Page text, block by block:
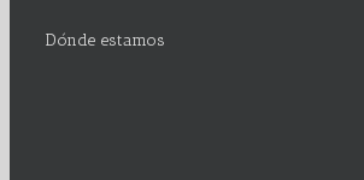
Dónde estamos